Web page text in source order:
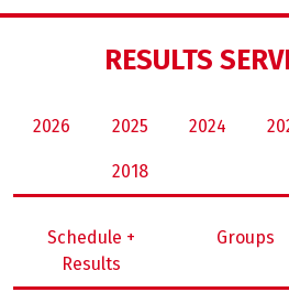
RESULTS
2026 2025 2024
2018
Schedule +
Results
Groups